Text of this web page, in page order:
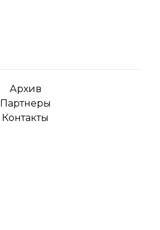
Архив
Партнеры
Контакты